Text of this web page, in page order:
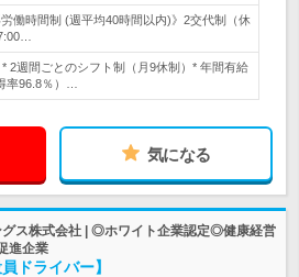
労働時間制 (週平均40時間以内)》2交代制（休
* 2週間ごとのシフト制（月9休制）* 年間有給
率96.8％）…
気になる
グス株式会社 | ◎ホワイト企業認定◎健康経営
進企業
ドライバー】